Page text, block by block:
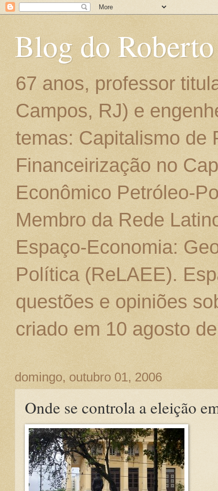
Blog do
67 anos, professor
Campos, RJ) e
temas: Capitalismo de
Financeirização no
Econômico Petróleo-
Membro da Rede
Espaço-Economia:
Política (ReLAEE).
questões e opiniões
criado em 10 agosto
domingo, outubro 01, 2006
Onde se controla a eleição